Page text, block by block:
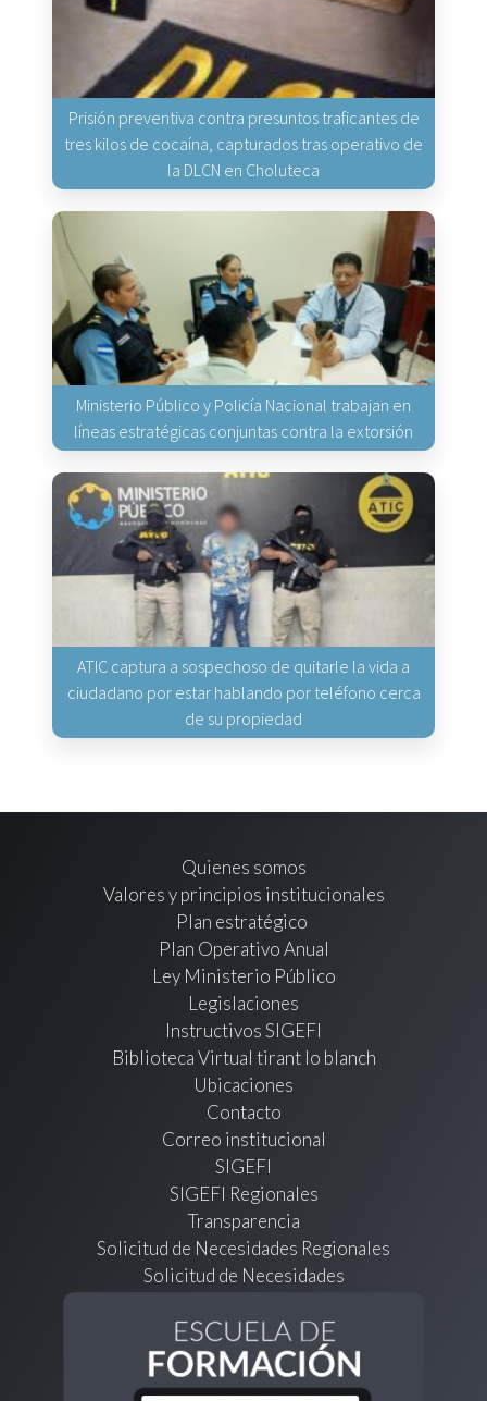
Prisión preventiva contra presuntos traficantes de
tres kilos de cocaína, capturados tras operativo de
la DLCN en Choluteca
Ministerio Público y Policía Nacional trabajan en
líneas estratégicas conjuntas contra la extorsión
ATIC captura a sospechoso de quitarle la vida a
ciudadano por estar hablando por teléfono cerca
de su propiedad
Quienes somos
Valores y principios institucionales
Plan estratégico
Plan Operativo Anual
Ley Ministerio Público
Legislaciones
Instructivos SIGEFI
Biblioteca Virtual tirant lo blanch
Ubicaciones
Contacto
Correo institucional
SIGEFI
SIGEFI Regionales
Transparencia
Solicitud de Necesidades Regionales
Solicitud de Necesidades